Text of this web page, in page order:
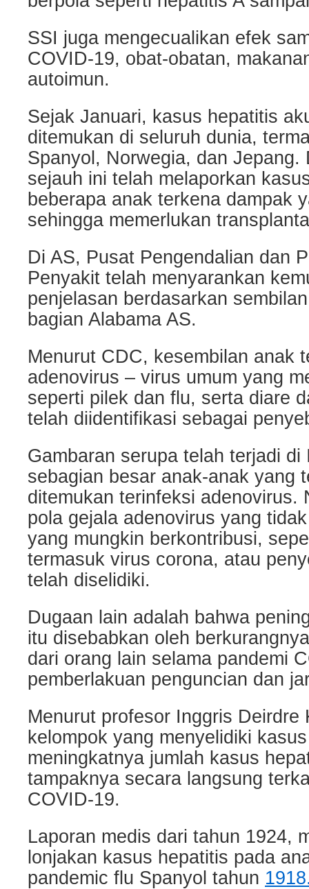
SSI juga mengecualikan efek
COVID-19, obat-obatan,
autoimun.
Sejak Januari, kasus hepatitis
ditemukan di seluruh dunia,
Spanyol, Norwegia, dan Jepang.
sejauh ini telah melaporkan
beberapa anak terkena dampak
sehingga memerlukan
Di AS, Pusat Pengendalian dan
Penyakit telah menyarankan
penjelasan berdasarkan
bagian Alabama AS.
Menurut CDC, kesembilan anak
adenovirus – virus umum yang
seperti pilek dan flu, serta diare
telah diidentifikasi sebagai
Gambaran serupa telah terjadi di
sebagian besar anak-anak yang
ditemukan terinfeksi adenovirus.
pola gejala adenovirus yang
yang mungkin berkontribusi,
termasuk virus corona, atau
telah diselidiki.
Dugaan lain adalah bahwa
itu disebabkan oleh
dari orang lain selama pandemi
pemberlakuan penguncian dan
Menurut profesor Inggris Deirdre
kelompok yang menyelidiki
meningkatnya jumlah kasus
tampaknya secara langsung
COVID-19.
Laporan medis dari tahun 1924,
lonjakan kasus hepatitis pada
pandemic flu Spanyol tahun